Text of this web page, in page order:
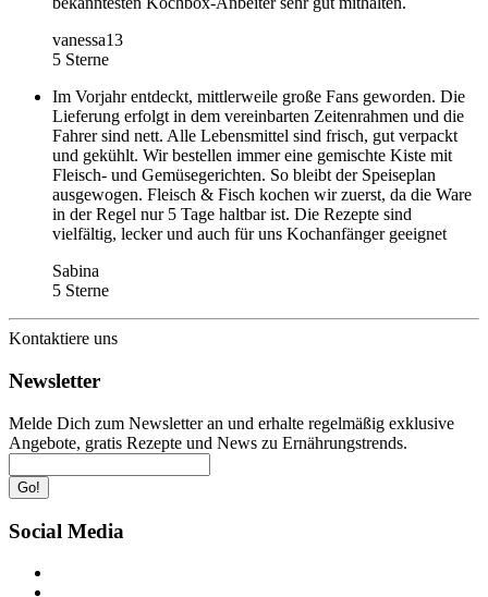
vanessa13
5 Sterne
Im Vorjahr entdeckt, mittlerweile große Fans geworden. Die
Lieferung erfolgt in dem vereinbarten Zeitenrahmen und die
Fahrer sind nett. Alle Lebensmittel sind frisch, gut verpackt
und gekühlt. Wir bestellen immer eine gemischte Kiste mit
Fleisch- und Gemüsegerichten. So bleibt der Speiseplan
ausgewogen. Fleisch & Fisch kochen wir zuerst, da die Ware
in der Regel nur 5 Tage haltbar ist. Die Rezepte sind
vielfältig, lecker und auch für uns Kochanfänger geeignet
Sabina
5 Sterne
Kontaktiere uns
Newsletter
Melde Dich zum Newsletter an und erhalte regelmäßig exklusive
Angebote, gratis Rezepte und News zu Ernährungstrends.
Go!
Social Media